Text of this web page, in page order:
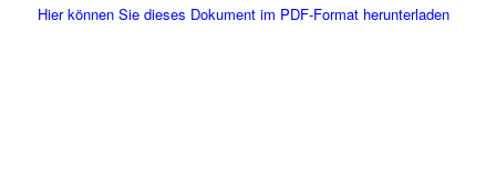
Hier kön­nen Sie die­ses Doku­ment im PDF-For­mat herunterladen